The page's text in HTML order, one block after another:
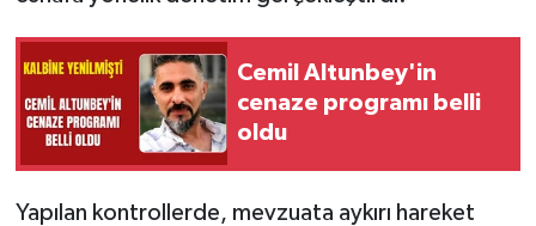
Cemil Altunbey'in
cenaze programı belli
oldu
Yapılan kontrollerde, mevzuata aykırı hareket